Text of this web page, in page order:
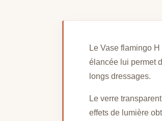
Le Vase flamingo
élancée lui permet
longs dressages.
Le verre
effets de lumière